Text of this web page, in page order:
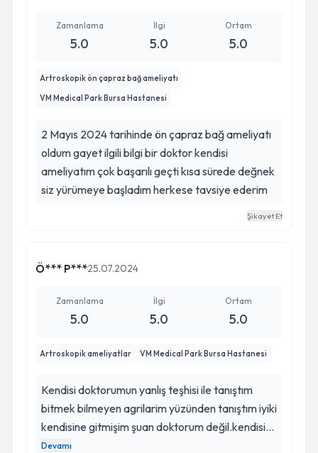
Zamanlama
5.0
İlgi
5.0
Ortam
5.0
Artroskopik ön çapraz bağ ameliyatı
VM Medical Park Bursa Hastanesi
2 Mayıs 2024 tarihinde ön çapraz bağ ameliyatı
oldum gayet ilgili bilgi bir doktor kendisi
ameliyatım çok başarılı geçti kısa sürede değnek
siz yürümeye başladım herkese tavsiye ederim
Şikayet Et
Ö*** P***25.07.2024
Zamanlama
5.0
İlgi
5.0
Ortam
5.0
Artroskopik ameliyatlar VM Medical Park Bursa Hastanesi
Kendisi doktorumun yanlış teşhisi ile tanıştım
bitmek bilmeyen agrilarim yüzünden tanıştım iyiki
kendisine gitmişim şuan doktorum değil.kendisi
abim gibi gerçekten beni omuz konusunda
Devamı